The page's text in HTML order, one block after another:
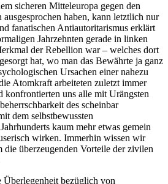
sicheren Mitteleuropa gegen den
haben, kann letztlich nur
fanatischen Antiautoritarismus erklärt
Jahrzehnten gerade in linken
der Rebellion war – welches dort
hat, wo man das Bewährte ja ganz
Ursachen einer nahezu
Atomkraft arbeiteten zuletzt immer
konfrontierten uns alle mit Urängsten
des scheinbar
dem selbstbewussten
kaum mehr etwas gemein
wirken. Immerhin wissen wir
die überzeugenden Vorteile der zivilen
Überlegenheit bezüglich von